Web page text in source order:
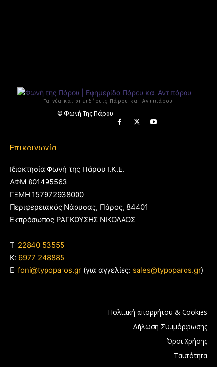
Τα νέα και οι ειδήσεις Πάρου και Αντιπάρου
© Φωνή Της Πάρου
Επικοινωνία
Ιδιοκτησία Φωνή της Πάρου Ι.Κ.Ε.
ΑΦΜ 801495563
ΓΕΜΗ 157972938000
Περιφερειακός Νάουσας, Πάρος, 84401
Εκπρόσωπος ΡΑΓΚΟΥΣΗΣ ΝΙΚΟΛΑΟΣ
T: 22840 53555
Κ: 6977 248885
E: foni@typoparos.gr (για αγγελίες: sales@typoparos.gr)
Πολιτική απορρήτου & Cookies
Δήλωση Συμμόρφωσης
Όροι Χρήσης
Ταυτότητα